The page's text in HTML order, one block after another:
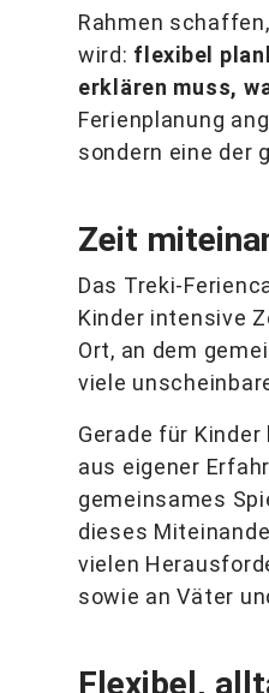
Rahmen
wird: flexibel
erklären muss,
Ferienplanung
sondern eine der
Zeit
Das Treki-
Kinder intensive
Ort, an dem
viele
Gerade für
aus eigener
gemeinsames
dieses
vielen
sowie an Väter
Flexibel,